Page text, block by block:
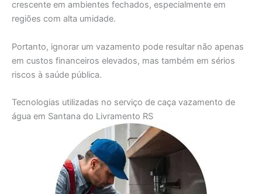
crescente em ambientes fechados, especialmente em
regiões com alta umidade.
Portanto, ignorar um vazamento pode resultar não apenas
em custos financeiros elevados, mas também em sérios
riscos à saúde pública.
Tecnologias utilizadas no serviço de caça vazamento de
água em Santana do Livramento RS